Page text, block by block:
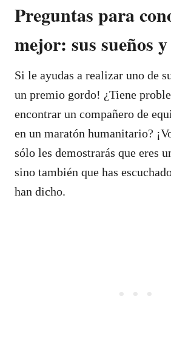
Preguntas para
mejor: sus sueños y
Si le ayudas a realizar uno de
un premio gordo! ¿Tiene
encontrar un compañero de
en un maratón humanitario?
sólo les demostrarás que eres
sino también que has
han dicho.